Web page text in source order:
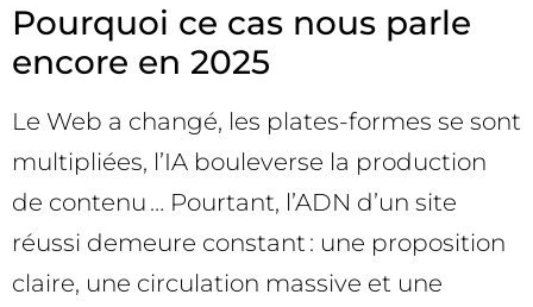
Pourquoi ce cas nous parle
encore en 2025
Le Web a changé, les plates-formes se sont
multipliées, l’IA bouleverse la production
de contenu … Pourtant, l’ADN d’un site
réussi demeure constant : une proposition
claire, une circulation massive et une